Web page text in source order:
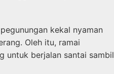
kekal nyaman
Oleh itu, ramai
untuk berjalan santai sambil